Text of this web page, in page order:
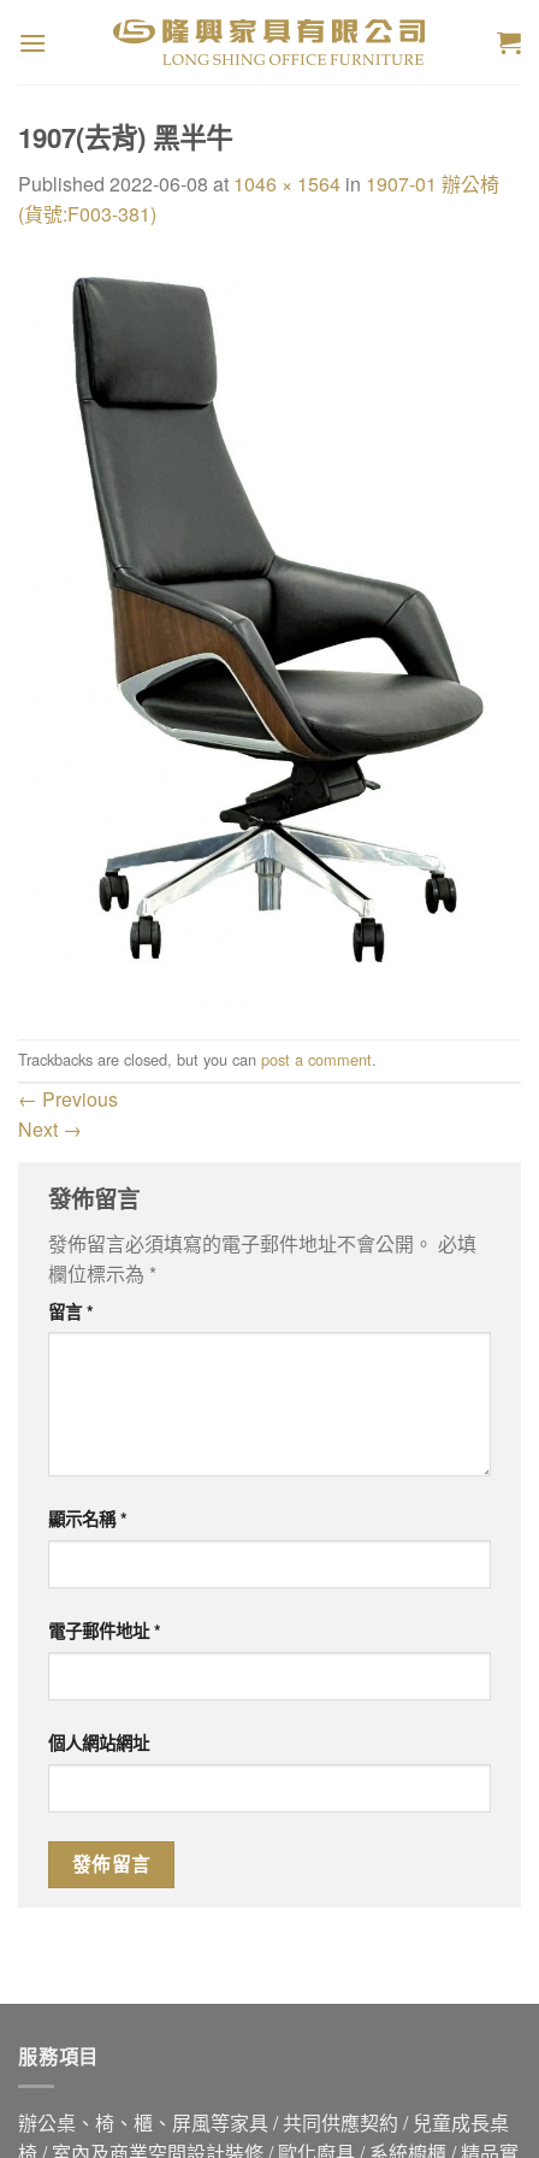
1907(去背) 黑半牛
Published 2022-06-08 at 1046 × 1564 in 1907-01 辦公椅
(貨號:F003-381)
Trackbacks are closed, but you can post a comment.
← Previous
Next →
發佈留言
發佈留言必須填寫的電子郵件地址不會公開。 必填
欄位標示為 *
留言*
顯示名稱*
電子郵件地址*
個人網站網址
服務項目
辦公桌、椅、櫃、屏風等家具 / 共同供應契約 / 兒童成長桌
椅 / 室內及商業空間設計裝修 / 歐化廚具 / 系統櫥櫃 / 精品實